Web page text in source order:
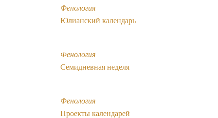
Фенология
Юлианский календарь
Фенология
Семидневная неделя
Фенология
Проекты календарей